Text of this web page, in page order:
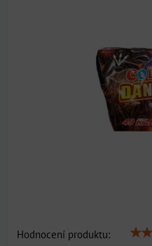
Hodnocení produktu: